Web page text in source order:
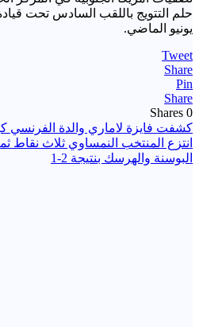
حلم التتويج باللقب السادس تحت
يونيو الماضي.
Tweet
Share
Pin
Share
0
Shares
تصفّح
المقالات
كشفت فايزة لاماري والدة الفرنسي
انتزع المنتخب النمساوي ثلاث نقاط
البوسنة والهرسك بنتيجة 2-1